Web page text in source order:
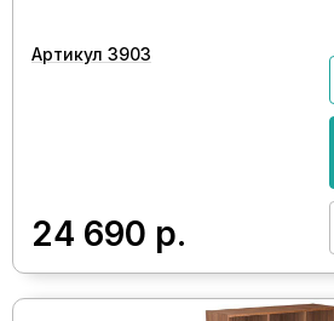
Артикул 3903
24 690 р.